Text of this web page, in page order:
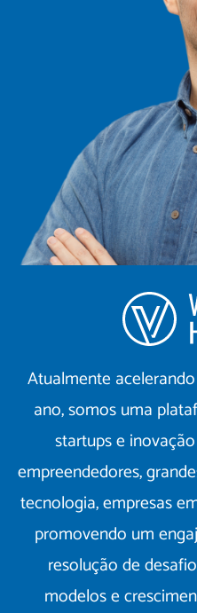
Atualmente
ano, somos uma
startups e
empreendedores,
tecnologia, empresas
promovendo um
resolução de
modelos e